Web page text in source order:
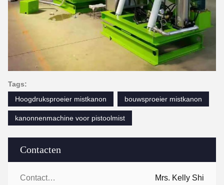
Contacten
Contacten: Mrs. Kelly Shi
Tags:
Hoogdruksproeier mistkanon
bouwsproeier mistkanon
kanonnenmachine voor pistoolmist